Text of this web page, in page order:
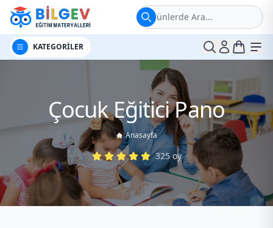
Ürünlerde Ara...
KATEGORİLER
Çocuk Eğitici Pano
Anasayfa
325 oy